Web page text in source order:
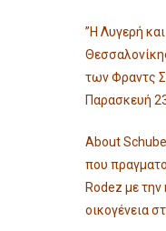
”Η Λυγερή
των Φραντς
Παρασκευή
About
που
Rodez με
οικογένεια